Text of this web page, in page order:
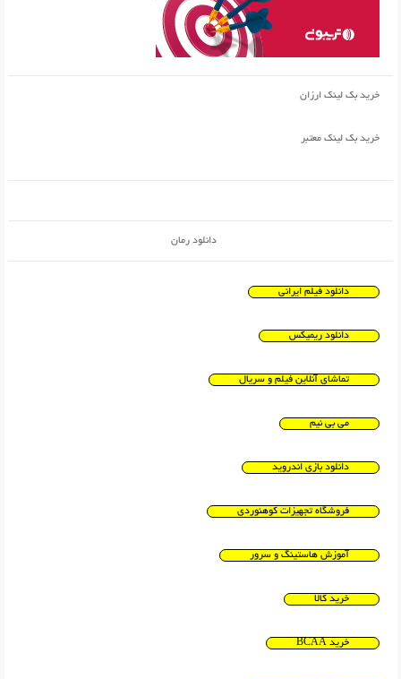
خرید بک لینک ارزان
خرید بک لینک معتبر
دانلود رمان
دانلود فیلم ایرانی
دانلود ریمیکس
تماشای آنلاین فیلم و سریال
می بی نیم
دانلود بازی اندروید
فروشگاه تجهیزات کوهنوردی
آموزش هاستینگ و سرور
خرید کالا
خرید BCAA